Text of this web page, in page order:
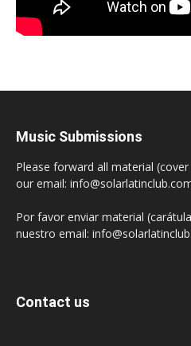
Music Submissions
Please forward all material
our email:
Por favor enviar material
nuestro email:
Contact us